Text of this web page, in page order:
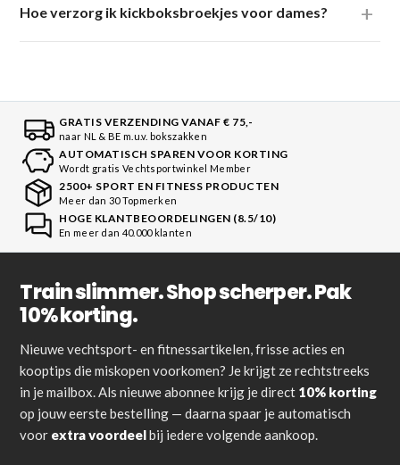
Hoe verzorg ik kickboksbroekjes voor dames?
GRATIS VERZENDING VANAF € 75,-
naar NL & BE m.u.v. bokszakken
AUTOMATISCH SPAREN VOOR KORTING
Wordt gratis Vechtsportwinkel Member
2500+ SPORT EN FITNESS PRODUCTEN
Meer dan 30 Topmerken
HOGE KLANTBEOORDELINGEN (8.5/10)
En meer dan 40.000 klanten
Train slimmer. Shop scherper. Pak
10% korting.
Nieuwe vechtsport- en fitnessartikelen, frisse acties en
kooptips die miskopen voorkomen? Je krijgt ze rechtstreeks
in je mailbox. Als nieuwe abonnee krijg je direct 10% korting
op jouw eerste bestelling — daarna spaar je automatisch
voor extra voordeelbij iedere volgende aankoop.